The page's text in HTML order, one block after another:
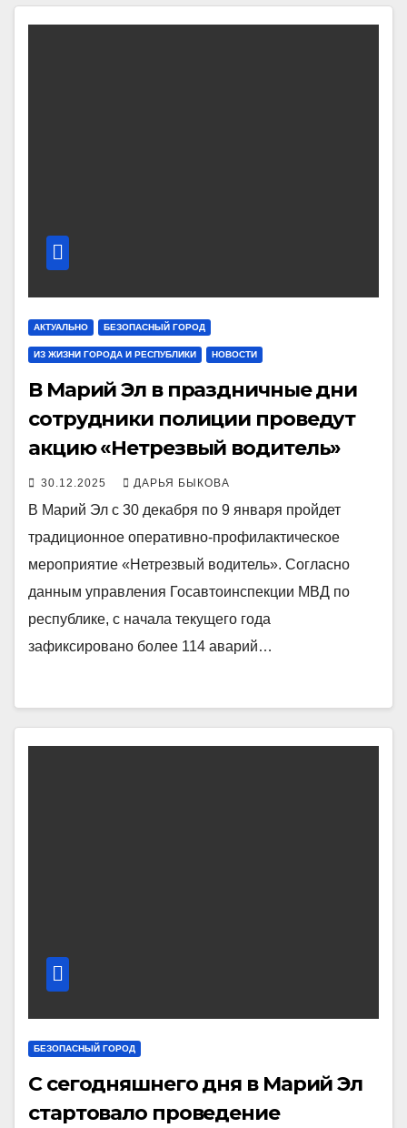
АКТУАЛЬНО БЕЗОПАСНЫЙ ГОРОД
ИЗ ЖИЗНИ ГОРОДА И РЕСПУБЛИКИ НОВОСТИ
В Марий Эл в праздничные дни
сотрудники полиции проведут
акцию «Нетрезвый водитель»
30.12.2025 ДАРЬЯ БЫКОВА
В Марий Эл с 30 декабря по 9 января пройдет
традиционное оперативно-профилактическое
мероприятие «Нетрезвый водитель». Согласно
данным управления Госавтоинспекции МВД по
республике, с начала текущего года
зафиксировано более 114 аварий…
БЕЗОПАСНЫЙ ГОРОД
С сегодняшнего дня в Марий Эл
стартовало проведение